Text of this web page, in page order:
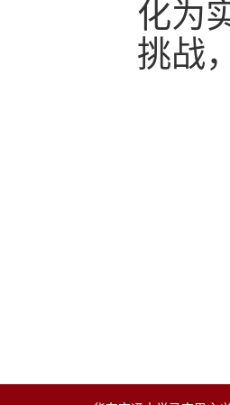
化为
挑战